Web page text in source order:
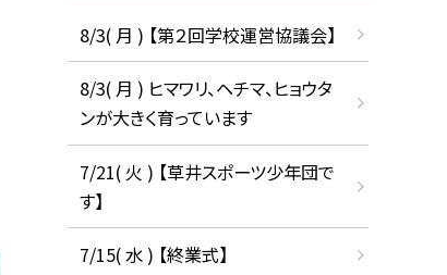
8/3( 月 ) 【第２回学校運営協議会】
8/3( 月 ) ヒマワリ、ヘチマ、ヒョウタ
ンが大きく育っています
7/21( 火 ) 【草井スポーツ少年団で
す】
7/15( 水 ) 【終業式】